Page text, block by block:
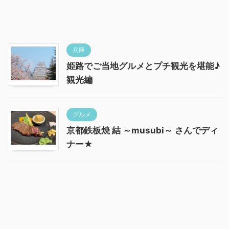
兵庫
姫路でご当地グルメとプチ観光を堪能♪
観光編
グルメ
京都鉄板焼 結 ～musubi～ さんでディ
ナー★